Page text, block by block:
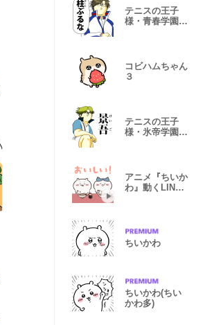
テニスの王子
様・青春学園×
コビハムちゃん
３
テニスの王子
様・氷帝学園×
アニメ『ちいか
わ』動くLINE
ちいかわ
ちいかわ(ちい
かわ多)